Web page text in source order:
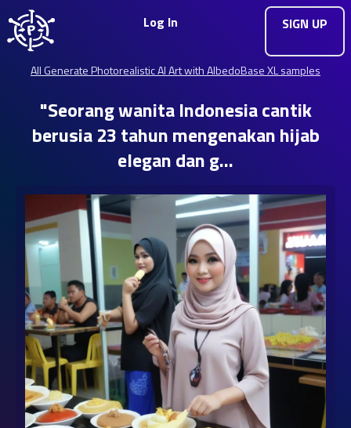
Log In SIGN UP
All Generate Photorealistic AI Art with AlbedoBase XL samples
"Seorang wanita Indonesia cantik
berusia 23 tahun mengenakan hijab
elegan dan g…